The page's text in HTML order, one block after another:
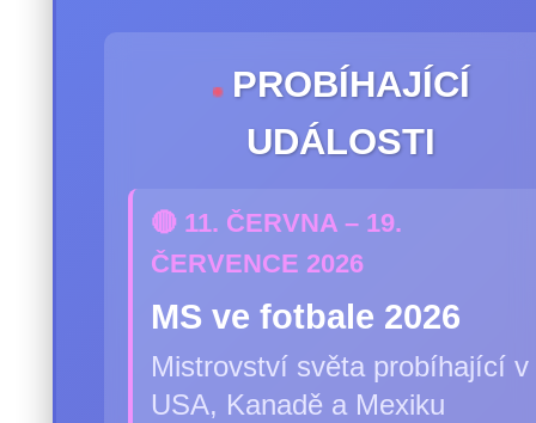
PROBÍHAJÍCÍ
UDÁLOSTI
🔴 11. ČERVNA – 19.
ČERVENCE 2026
MS ve fotbale 2026
Mistrovství světa probíhající v
USA, Kanadě a Mexiku